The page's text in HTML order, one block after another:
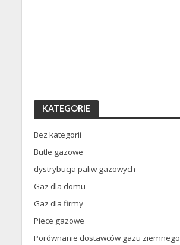
KATEGORIE
Bez kategorii
Butle gazowe
dystrybucja paliw gazowych
Gaz dla domu
Gaz dla firmy
Piece gazowe
Porównanie dostawców gazu ziemnego